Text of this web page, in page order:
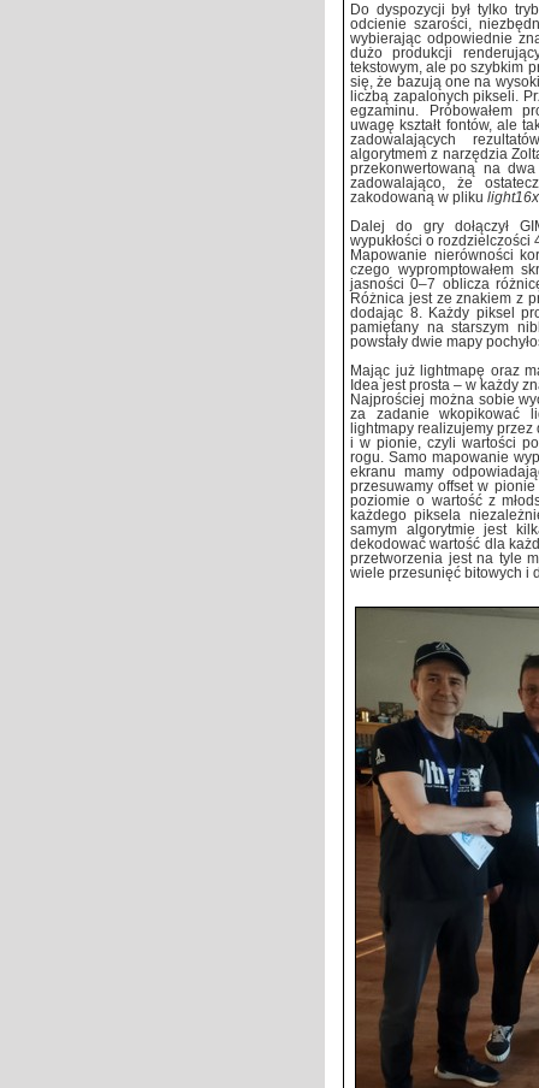
Do dyspozycji był tylko
odcienie szarości,
wybierając odpowiednie
dużo produkcji
tekstowym, ale po szybkim
się, że bazują one na
liczbą zapalonych pikseli.
egzaminu. Próbowałem
uwagę kształt fontów, ale
zadowalających
algorytmem z narzędzia
przekonwertowaną na
zadowalająco, że
zakodowaną w pliku
Dalej do gry dołączył
wypukłości o
Mapowanie nierówności
czego wypromptowałem
jasności 0–7 oblicza
Różnica jest ze znakiem z
dodając 8. Każdy piksel
pamiętany na starszym
powstały dwie mapy
Mając już lightmapę oraz
Idea jest prosta – w każdy
Najprościej można sobie
za zadanie wkopikować
lightmapy realizujemy
i w pionie, czyli wartości
rogu. Samo mapowanie
ekranu mamy
przesuwamy offset w
poziomie o wartość z
każdego piksela
samym algorytmie jest
dekodować wartość dla
przetworzenia jest na tyle
wiele przesunięć bitowych i